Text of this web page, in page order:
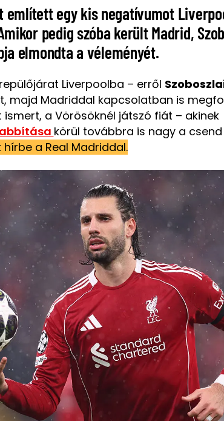
említett egy kis negatívumot
pedig szóba került Madrid,
elmondta a véleményét.
Liverpoolba – erről
majd Madriddal kapcsolatban is
ismert, a Vörösöknél játszó fiát – akinek
körül továbbra is nagy a csend
a Real Madriddal.